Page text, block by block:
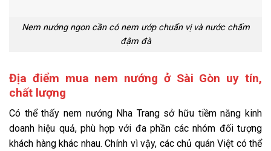
Nem nướng ngon cần có nem ướp chuẩn vị và nước chấm
đậm đà
Địa điểm mua nem nướng ở Sài Gòn uy tín,
chất lượng
Có thể thấy nem nướng Nha Trang sở hữu tiềm năng kinh
doanh hiệu quả, phù hợp với đa phần các nhóm đối tượng
khách hàng khác nhau. Chính vì vậy, các chủ quán Việt có thể